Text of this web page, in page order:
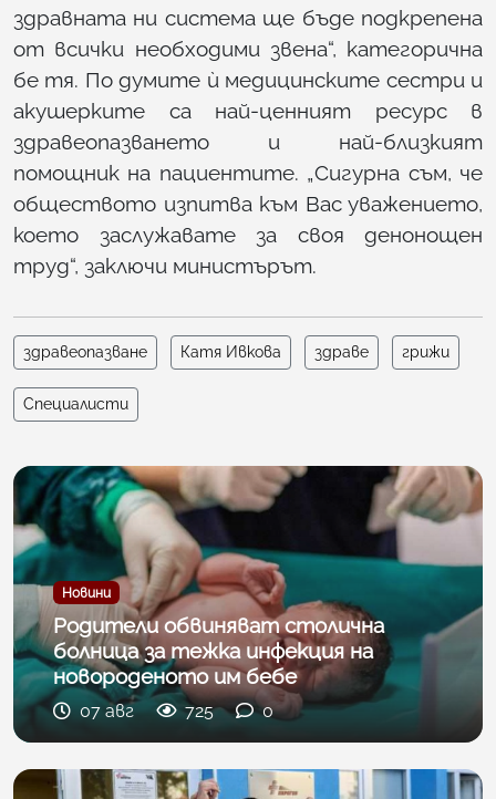
здравната ни система ще бъде подкрепена
от всички необходими звена“, категорична
бе тя. По думите ѝ медицинските сестри и
акушерките са най-ценният ресурс в
здравеопазването и най-близкият
помощник на пациентите. „Сигурна съм, че
обществото изпитва към Вас уважението,
което заслужавате за своя денонощен
труд“, заключи министърът.
здравеопазване Катя Ивкова здраве грижи
Специалисти
Новини
Родители обвиняват столична
болница за тежка инфекция на
новороденото им бебе
07 авг 725 0